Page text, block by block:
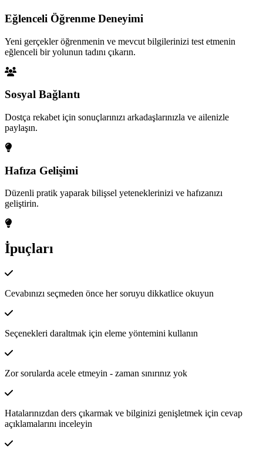
Eğlenceli Öğrenme Deneyimi
Yeni gerçekler öğrenmenin ve mevcut bilgilerinizi test etmenin
eğlenceli bir yolunun tadını çıkarın.
Sosyal Bağlantı
Dostça rekabet için sonuçlarınızı arkadaşlarınızla ve ailenizle
paylaşın.
Hafıza Gelişimi
Düzenli pratik yaparak bilişsel yeteneklerinizi ve hafızanızı
geliştirin.
İpuçları
Cevabınızı seçmeden önce her soruyu dikkatlice okuyun
Seçenekleri daraltmak için eleme yöntemini kullanın
Zor sorularda acele etmeyin - zaman sınırınız yok
Hatalarınızdan ders çıkarmak ve bilginizi genişletmek için cevap
açıklamalarını inceleyin